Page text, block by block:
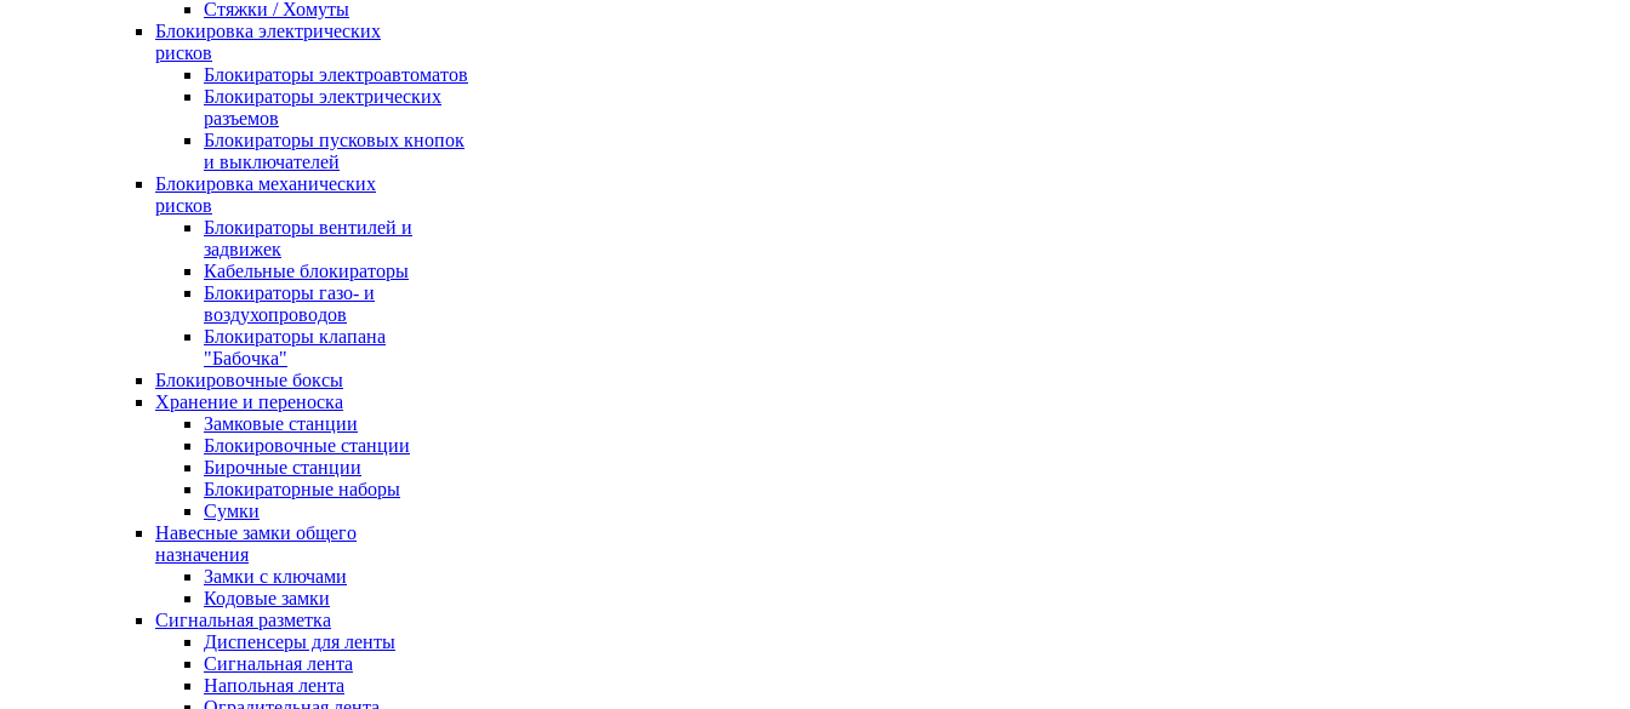
Стяжки / Хомуты
Блокировка электрических
рисков
Блокираторы электроавтоматов
Блокираторы электрических
разъемов
Блокираторы пусковых кнопок
и выключателей
Блокировка механических
рисков
Блокираторы вентилей и
задвижек
Кабельные блокираторы
Блокираторы газо- и
воздухопроводов
Блокираторы клапана
"Бабочка"
Блокировочные боксы
Хранение и переноска
Замковые станции
Блокировочные станции
Бирочные станции
Блокираторные наборы
Сумки
Навесные замки общего
назначения
Замки с ключами
Кодовые замки
Сигнальная разметка
Диспенсеры для ленты
Сигнальная лента
Напольная лента